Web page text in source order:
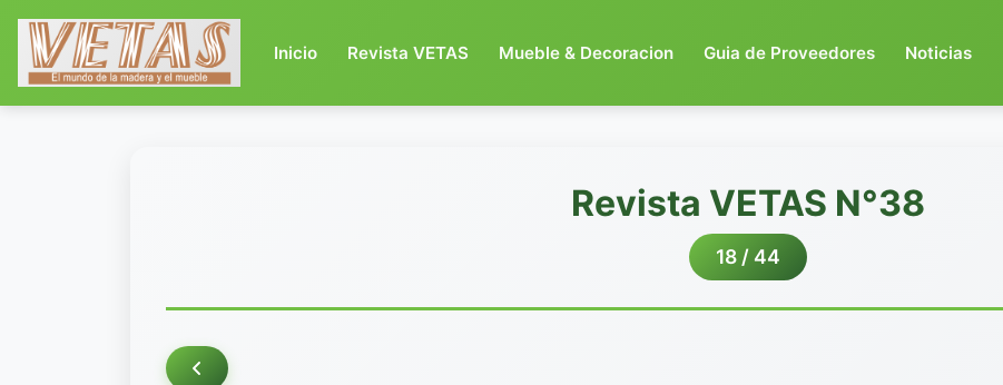
Inicio(current)
Revista VETAS Mueble & Decoracion Guia de Proveedores Noticias
Revista VETAS N°38
18 / 44